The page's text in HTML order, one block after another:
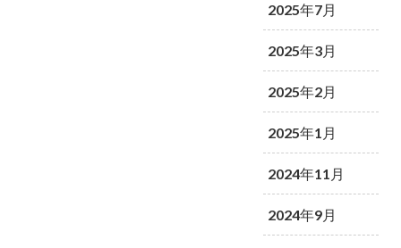
2025年7月
2025年3月
2025年2月
2025年1月
2024年11月
2024年9月